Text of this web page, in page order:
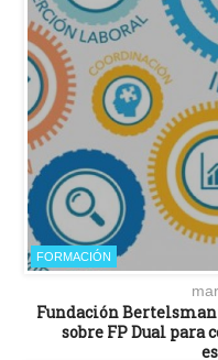
FORMACIÓN
Fundación
sobre FP Dual para